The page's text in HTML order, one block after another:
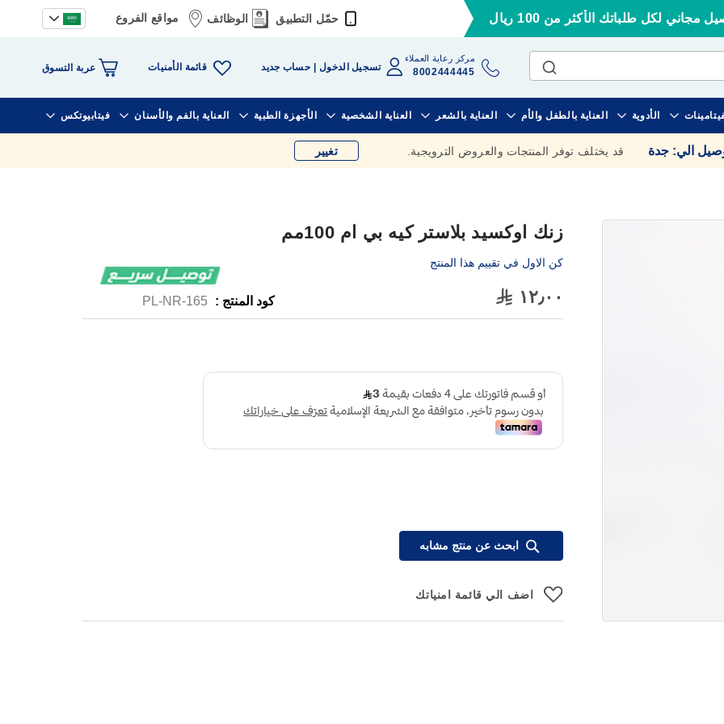
مجاني لكل طلباتك الأكثر من 100 ريال حمّل التطبيق الوظائف مواقع الفروع
مركز رعاية العملاء
8002444445 تسجيل الدخول حساب جديد قائمة الأمنيات عربة التسوق
الأدوية العناية بالطفل والأم العناية بالشعر العناية الشخصية الأجهزة الطبية العناية بالفم والأسنان فيتابيوتكس
الي: جدة قد يختلف توفر المنتجات والعروض الترويجية. تغيير
زنك اوكسيد بلاستر كيه بي ام 100مم
كن الاول في تقييم هذا المنتج
١٢٫٠٠ كود المنتج : PL-NR-165
ابحث عن منتج مشابه
اضف الي قائمة امنياتك